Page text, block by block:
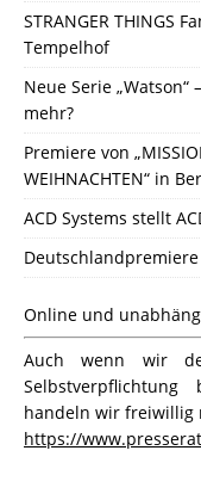
STRANGER THINGS
Tempelhof
Neue Serie
mehr?
Premiere von
WEIHNACHTEN“ in
ACD Systems stellt
Online und
Auch wenn wir
handeln wir freiwillig
https://